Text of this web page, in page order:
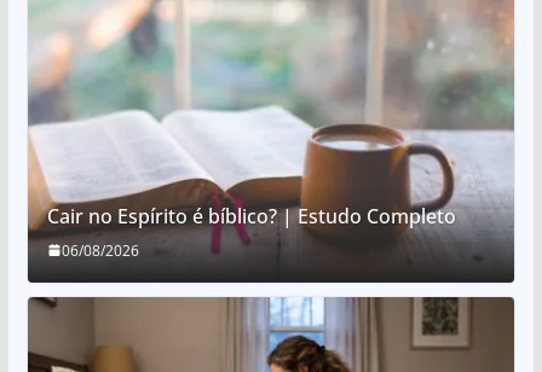
Cair no Espírito é bíblico? | Estudo Completo
06/08/2026